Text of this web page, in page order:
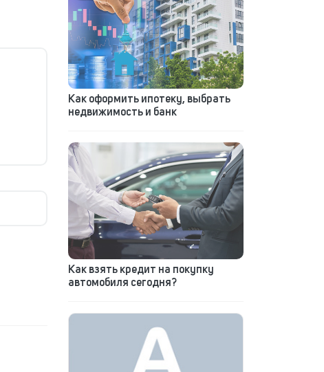
Как оформить ипотеку, выбрать
недвижимость и банк
Как взять кредит на покупку
автомобиля сегодня?